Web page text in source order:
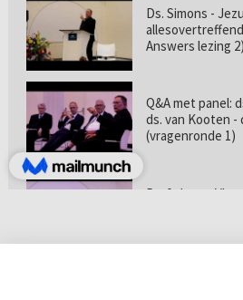
Ds. Simons -
Answers lezing 2)
Q&A met panel:
ds. van Kooten -
(vragenronde 1)
Prof. dr. van